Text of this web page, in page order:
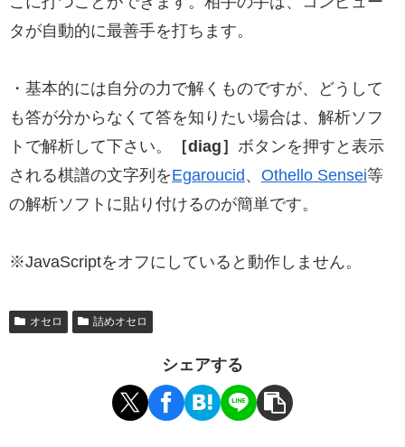
タが自動的に最善手を打ちます。
・基本的には自分の力で解くものですが、どうして
も答が分からなくて答を知りたい場合は、解析ソフ
トで解析して下さい。
［diag］ ボタンを押すと表示
される棋譜の文字列をEgaroucid、 Othello Sensei等
の解析ソフトに貼り付けるのが簡単です。
※JavaScriptをオフにしていると動作しません。
オセロ 詰めオセロ
シェアする